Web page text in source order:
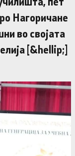
Нагоричане
во својата
[&hellip;]